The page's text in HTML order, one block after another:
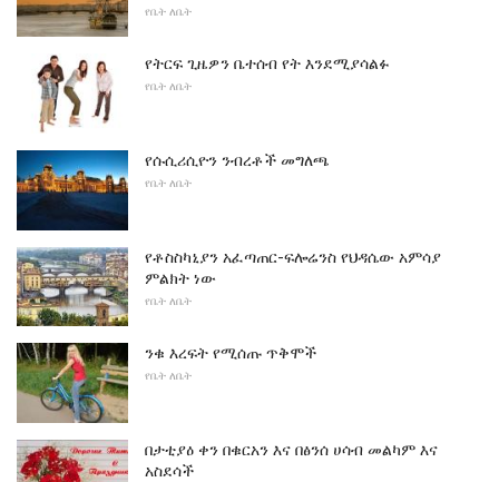
የቤት ለቤት
የትርፍ ጊዜዎን ቤተሰብ የት እንደሚያሳልፉ
የቤት ለቤት
የሱሲሪሲዮን ንብረቶች መግለጫ
የቤት ለቤት
የቶስስካኒያን አፈጣጠር-ፍሎሬንስ የህዳሴው አምሳያ
ምልክት ነው
የቤት ለቤት
ንቁ እረፍት የሚሰጡ ጥቅሞች
የቤት ለቤት
በታቲያዕ ቀን በቁርአን እና በፅንሰ ሀሳብ መልካም እና
አስደሳች